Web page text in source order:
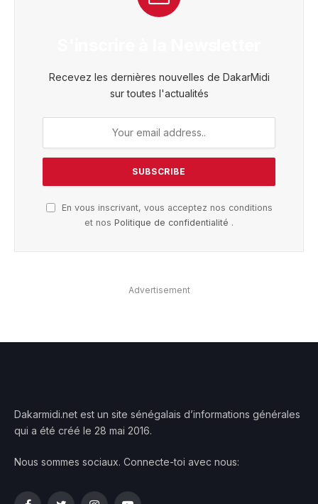
Recevez les dernières nouvelles de DakarMidi
sur toutes l'actualités
En vous inscrivant, vous acceptez nos conditions
et nos Politique de confidentialité .
Advertisement
Dakarmidi.net est un site sénégalais d’informations générales
qui a été créé le 28 mai 2016.
Nous sommes sociaux. Connecte-toi avec nous: